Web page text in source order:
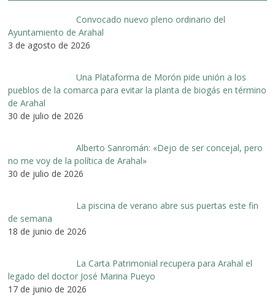
Convocado nuevo pleno ordinario del
Ayuntamiento de Arahal
3 de agosto de 2026
Una Plataforma de Morón pide unión a los
pueblos de la comarca para evitar la planta de biogás en término
de Arahal
30 de julio de 2026
Alberto Sanromán: «Dejo de ser concejal, pero
no me voy de la política de Arahal»
30 de julio de 2026
La piscina de verano abre sus puertas este fin
de semana
18 de junio de 2026
La Carta Patrimonial recupera para Arahal el
legado del doctor José Marina Pueyo
17 de junio de 2026